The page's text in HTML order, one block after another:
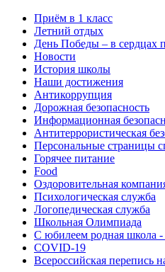
Приём в 1 класс
Летний отдых
День Победы – в сердцах
Новости
История школы
Наши достижения
Антикоррупция
Дорожная безопасность
Информационная
Антитеррористическая
Персональные страницы
Горячее питание
Food
Оздоровительная
Психологическая служба
Логопедическая служба
Школьная Олимпиада
С юбилеем родная школа -
COVID-19
Всероссийская перепись